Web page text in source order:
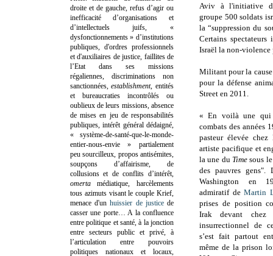
Aviv à l'initiative
groupe 500 soldats
la “suppression du
Certains
Israël la non-violence
Militant pour la cause
pour la défense
Street en 2011.
« En voilà une qui
combats des années
pasteur élevée chez
artiste pacifique et
la une du Timesous
des pauvres gens".
Washington en
admiratif deMartin
prises de position
Irak devant chez
insurrectionnel de
s’est fait partout
même de la prison
droite et de gauche, refus d’agir ou
inefficacité d’organisations et
d’intellectuels juifs, «
dysfonctionnements » d’institutions
publiques, d'ordres professionnels
et d'auxiliaires de justice, faillites de
l’Etat dans ses missions
régaliennes, discriminations non
sanctionnées,establishment, entités
et bureaucraties incontrôlés ou
oublieux de leurs missions, absence
de mises en jeu de responsabilités
publiques, intérêt général dédaigné,
« système-de-santé-que-le-monde-
entier-nous-envie » partialement
peu sourcilleux, propos antisémites,
soupçons d’affairisme, de
collusions et de conflits d’intérêt,
omertamédiatique, harcèlements
tous azimuts visant le couple Krief,
menace d'unhuissier de justicede
casser une porte… A la confluence
entre politique et santé, à la jonction
entre secteurs public et privé, à
l’articulation entre pouvoirs
politiques nationaux et locaux,